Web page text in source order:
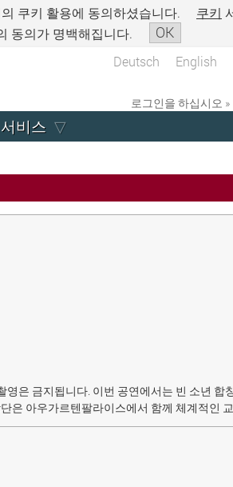
쿠키 활용에 동의하셨습니다. 쿠키
동의가 명백해집니다.
OK
Deutsch English
로그인을 하십시오 »
비스
영은 금지됩니다. 이번 공연에서는 빈 소년 합
은 아우가르텐팔라이스에서 함께 체계적인